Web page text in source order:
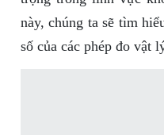
này, chúng ta sẽ tìm
số của các phép đo vật